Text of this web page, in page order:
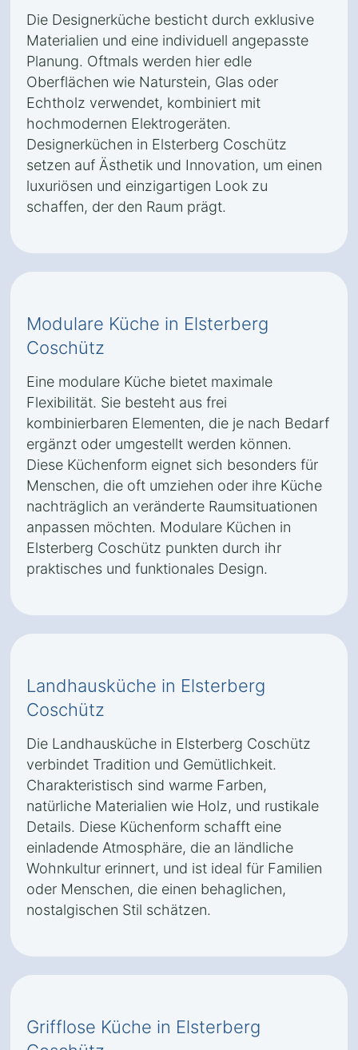
Die Designerküche besticht durch exklusive
Materialien und eine individuell angepasste
Planung. Oftmals werden hier edle
Oberflächen wie Naturstein, Glas oder
Echtholz verwendet, kombiniert mit
hochmodernen Elektrogeräten.
Designerküchen in Elsterberg Coschütz
setzen auf Ästhetik und Innovation, um einen
luxuriösen und einzigartigen Look zu
schaffen, der den Raum prägt.
Modulare Küche in Elsterberg
Coschütz
Eine modulare Küche bietet maximale
Flexibilität. Sie besteht aus frei
kombinierbaren Elementen, die je nach Bedarf
ergänzt oder umgestellt werden können.
Diese Küchenform eignet sich besonders für
Menschen, die oft umziehen oder ihre Küche
nachträglich an veränderte Raumsituationen
anpassen möchten. Modulare Küchen in
Elsterberg Coschütz punkten durch ihr
praktisches und funktionales Design.
Landhausküche in Elsterberg
Coschütz
Die Landhausküche in Elsterberg Coschütz
verbindet Tradition und Gemütlichkeit.
Charakteristisch sind warme Farben,
natürliche Materialien wie Holz, und rustikale
Details. Diese Küchenform schafft eine
einladende Atmosphäre, die an ländliche
Wohnkultur erinnert, und ist ideal für Familien
oder Menschen, die einen behaglichen,
nostalgischen Stil schätzen.
Grifflose Küche in Elsterberg